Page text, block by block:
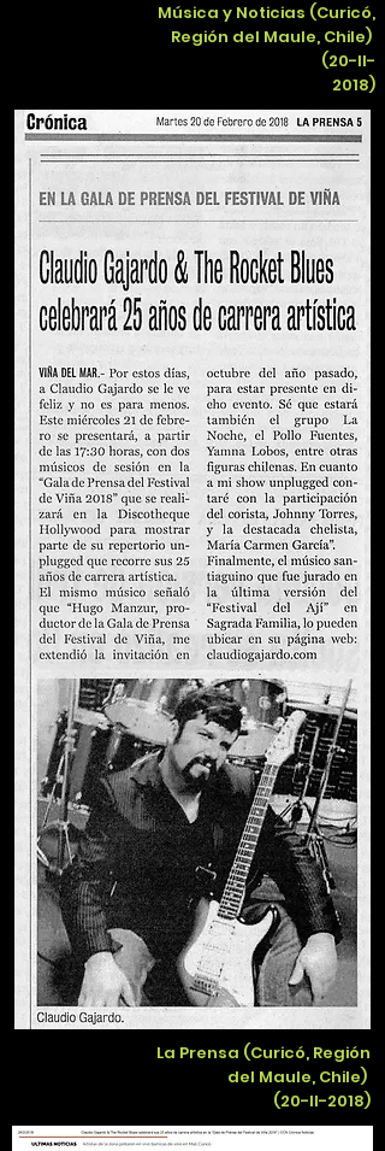
Música y Noticias (Curicó,
Región del Maule, Chile)
(20-II-
2018)
La Prensa (Curicó, Región
del Maule, Chile)
(20-II-2018)